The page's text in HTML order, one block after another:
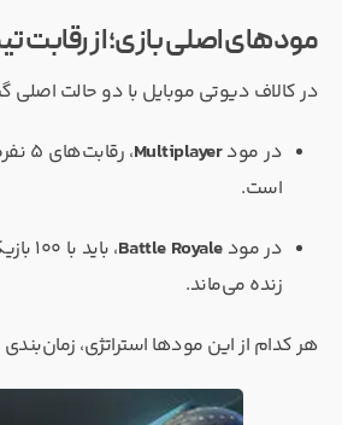
مودهای اصلی بازی؛ از رقابت
در کالاف دیوتی موبایل با دو حالت
در مودMultiplayer
است.
در مودBattle Royale
،
زنده می‌ماند.
هر کدام از این مودها استراتژی،